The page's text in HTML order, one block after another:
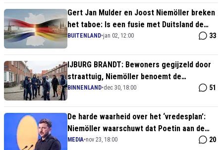
Gert Jan Mulder en Joost Niemöller breken
het taboe: Is een fusie met Duitsland de
enige weg uit de Haagse chaos?
BUITENLAND•jan 02, 12:00 33
IJBURG BRANDT: Bewoners gegijzeld door
straattuig, Niemöller benoemt de
'Marokkanenterreur'
BINNENLAND•dec 30, 18:00 51
De harde waarheid over het ‘vredesplan’:
Niemöller waarschuwt dat Poetin aan de
winnende hand is (en het Westen moet
MEDIA•nov 23, 18:00 20